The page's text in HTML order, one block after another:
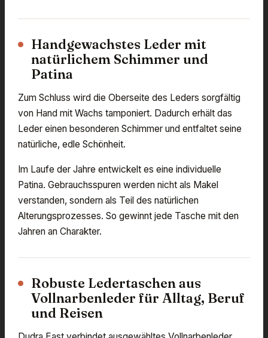
Handgewachstes Leder mit
natürlichem Schimmer und
Patina
Zum Schluss wird die Oberseite des Leders sorgfältig
von Hand mit Wachs tamponiert. Dadurch erhält das
Leder einen besonderen Schimmer und entfaltet seine
natürliche, edle Schönheit.
Im Laufe der Jahre entwickelt es eine individuelle
Patina. Gebrauchsspuren werden nicht als Makel
verstanden, sondern als Teil des natürlichen
Alterungsprozesses. So gewinnt jede Tasche mit den
Jahren an Charakter.
Robuste Ledertaschen aus
Vollnarbenleder für Alltag, Beruf
und Reisen